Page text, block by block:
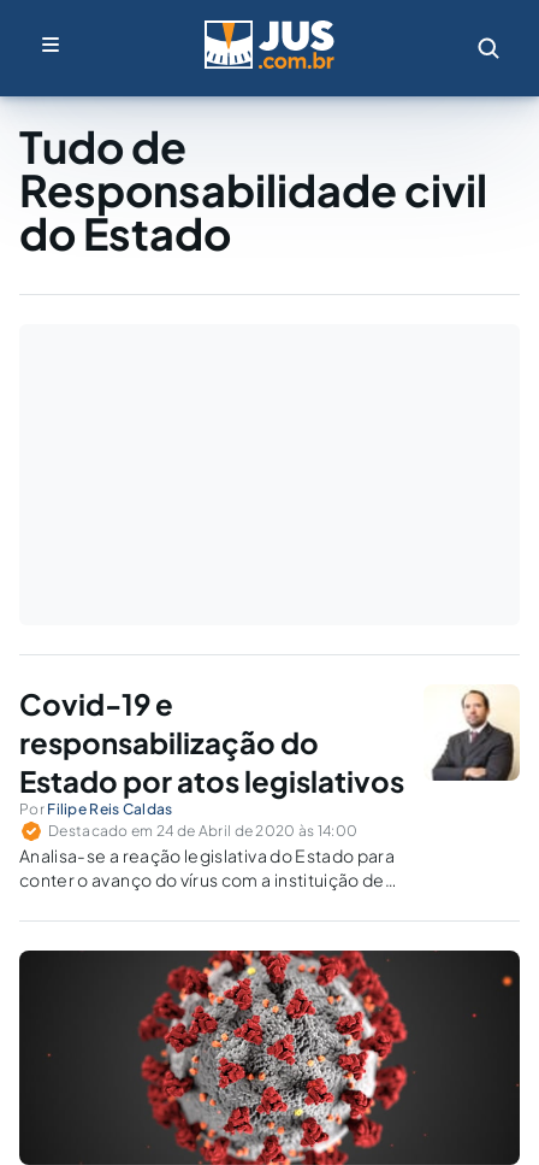
Tudo de
Responsabilidade civil
do Estado
Covid-19 e
responsabilização do
Estado por atos legislativos
Por Filipe Reis Caldas
Destacado em 24 de Abril de 2020 às 14:00
Analisa-se a reação legislativa do Estado para
conter o avanço do vírus com a instituição de
comerciais e sua possível implicação em
ações particulares de reparação civil pelos
prejuízos sofridos da paralisação.